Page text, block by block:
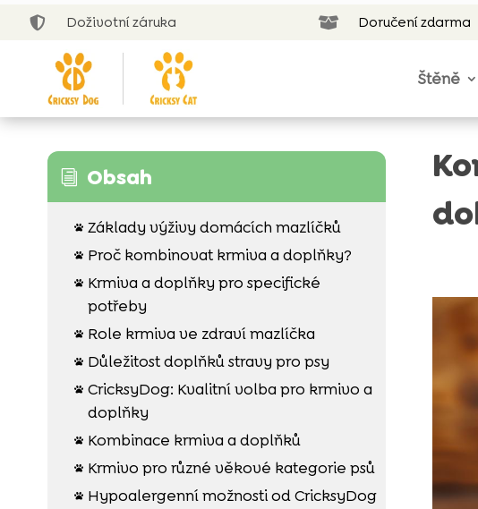
 Doživotní záruka  Doručení zdarma
Štěně
i Obsah
 Základy výživy domácích mazlíčků
 Proč kombinovat krmiva a doplňky?

Krmiva a doplňky pro specifické
potřeby
 Role krmiva ve zdraví mazlíčka
 Důležitost doplňků stravy pro psy
 CricksyDog: Kvalitní volba pro krmivo a
doplňky
 Kombinace krmiva a doplňků
 Krmivo pro různé věkové kategorie psů
 Hypoalergenní možnosti od CricksyDog